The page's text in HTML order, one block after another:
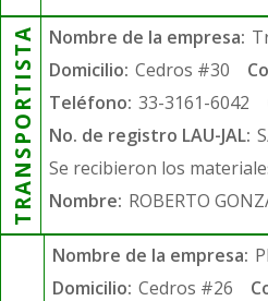
TRANSPORTISTA Nombre de la empresa:
Domicilio: Cedros #30
Teléfono: 33-3161-6042
No. de registro LAU-JAL:
Se recibieron los
Nombre: ROBERTO
Nombre de la empresa:
Domicilio: Cedros #26